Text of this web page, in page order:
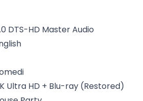
DTS-HD Master Audio
Ultra HD + Blu-ray (Restored)